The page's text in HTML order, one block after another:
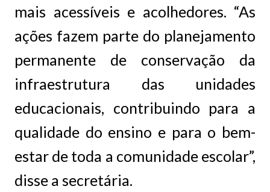
mais acessíveis e acolhedores. “As
ações fazem parte do planejamento
permanente de conservação da
infraestrutura das unidades
educacionais, contribuindo para a
qualidade do ensino e para o bem-
estar de toda a comunidade escolar”,
disse a secretária.